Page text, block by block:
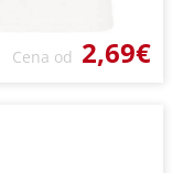
Cena od 2,69€